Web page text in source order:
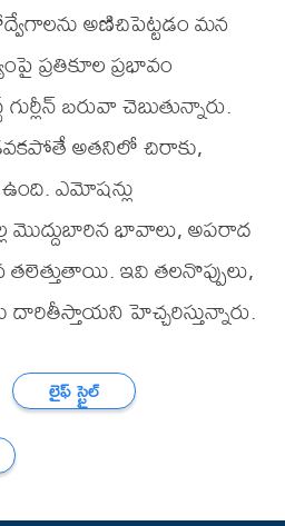
అణిచిపెట్టడం మన
ప్రతికూల ప్రభావం
బరువా చెబుతున్నారు.
అతనిలో చిరాకు,
ఎమోషన్లు
మొద్దుబారిన భావాలు, అపరాద
ఇవి తలనొప్పులు,
దారితీస్తాయని హెచ్చరిస్తున్నారు.
లైఫ్ స్టైల్